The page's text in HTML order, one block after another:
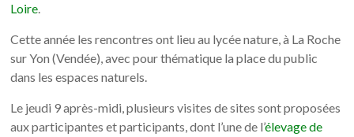
Loire.
Cette année les rencontres ont lieu au lycée nature, à La Roche
sur Yon (Vendée), avec pour thématique la place du public
dans les espaces naturels.
Le jeudi 9 après-midi, plusieurs visites de sites sont proposées
aux participantes et participants, dont l’une de l’élevage de